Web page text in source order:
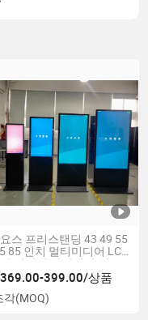
스 프리스탠딩 43 49 55
85 인치 멀티미디어 LCD
린 디지털 사이니지 키오
광고 디스플레이
399.00/상품
각(MOQ)